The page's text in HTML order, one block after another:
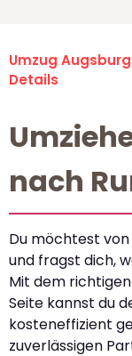
Umzug
Details
nach
Du möchtest
und fragst dich,
Mit dem richtigen
Seite kannst du
kosteneffizient
zuverlässigen